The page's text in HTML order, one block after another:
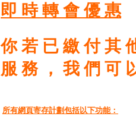
即 時 轉 會 優 惠
你 若 已 繳 付 其
服 務 ， 我 們 可
所有網頁寄存計劃包括以下功能：